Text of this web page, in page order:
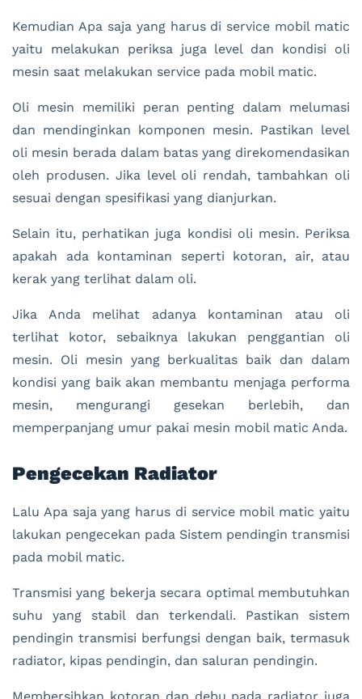
Kemudian Apa saja yang harus di service mobil matic
yaitu melakukan periksa juga level dan kondisi oli
mesin saat melakukan service pada mobil matic.
Oli mesin memiliki peran penting dalam melumasi
dan mendinginkan komponen mesin. Pastikan level
oli mesin berada dalam batas yang direkomendasikan
oleh produsen. Jika level oli rendah, tambahkan oli
sesuai dengan spesifikasi yang dianjurkan.
Selain itu, perhatikan juga kondisi oli mesin. Periksa
apakah ada kontaminan seperti kotoran, air, atau
kerak yang terlihat dalam oli.
Jika Anda melihat adanya kontaminan atau oli
terlihat kotor, sebaiknya lakukan penggantian oli
mesin. Oli mesin yang berkualitas baik dan dalam
kondisi yang baik akan membantu menjaga performa
mesin, mengurangi gesekan berlebih, dan
memperpanjang umur pakai mesin mobil matic Anda.
Pengecekan Radiator
Lalu Apa saja yang harus di service mobil matic yaitu
lakukan pengecekan pada Sistem pendingin transmisi
pada mobil matic.
Transmisi yang bekerja secara optimal membutuhkan
suhu yang stabil dan terkendali. Pastikan sistem
pendingin transmisi berfungsi dengan baik, termasuk
radiator, kipas pendingin, dan saluran pendingin.